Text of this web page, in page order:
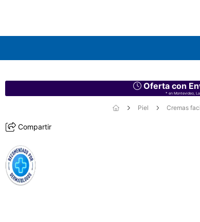
Oferta con
* en Montevideo,
Piel Cremas
Compartir